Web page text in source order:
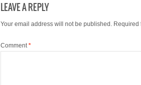
LEAVE A REPLY
Your email address will not be published. Required
Comment*